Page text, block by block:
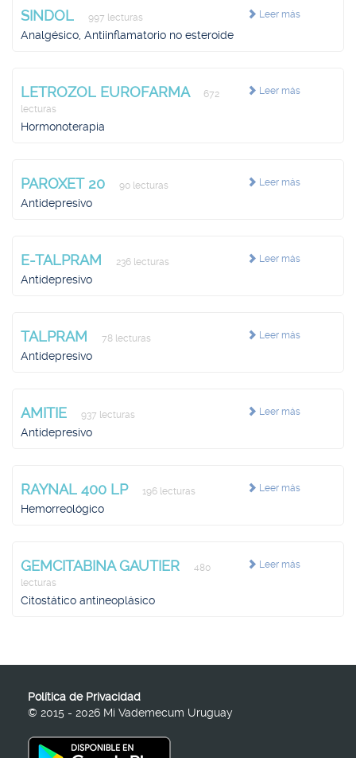
Leer más
SINDOL 997 lecturas
Analgésico, Antiinflamatorio no esteroide
Leer más
LETROZOL EUROFARMA
672
lecturas
Hormonoterapia
Leer más
PAROXET 20 90 lecturas
Antidepresivo
Leer más
E-TALPRAM 236 lecturas
Antidepresivo
Leer más
TALPRAM 78 lecturas
Antidepresivo
Leer más
AMITIE 937 lecturas
Antidepresivo
Leer más
RAYNAL 400 LP 196 lecturas
Hemorreológico
Leer más
GEMCITABINA GAUTIER
480
lecturas
Citostático antineoplásico
Política de Privacidad
© 2015 - 2026 Mi Vademecum Uruguay